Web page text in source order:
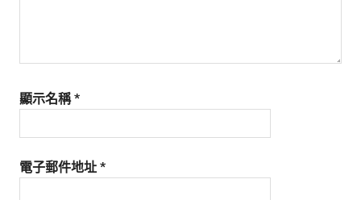
顯示名稱*
電子郵件地址 *